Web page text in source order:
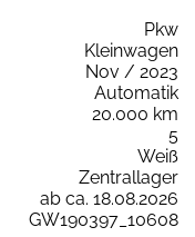
Pkw
Kleinwagen
Nov / 2023
Automatik
20.000 km
5
Weiß
Zentrallager
ab ca. 18.08.2026
GW190397_10608